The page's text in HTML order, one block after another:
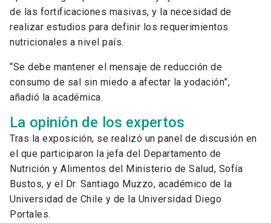
de las fortificaciones masivas, y la necesidad de
realizar estudios para definir los requerimientos
nutricionales a nivel país.
“Se debe mantener el mensaje de reducción de
consumo de sal sin miedo a afectar la yodación”,
añadió la académica.
La opinión de los expertos
Tras la exposición, se realizó un panel de discusión en
el que participaron la jefa del Departamento de
Nutrición y Alimentos del Ministerio de Salud, Sofía
Bustos, y el Dr. Santiago Muzzo, académico de la
Universidad de Chile y de la Universidad Diego
Portales.